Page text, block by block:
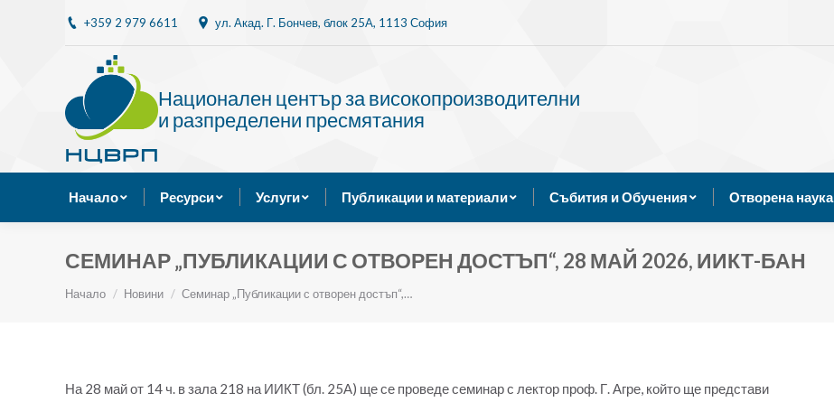
+359 2 979 6611 ул. Акад. Г. Бончев, блок 25A, 1113 София
Национален център за високопроизводителни
и разпределени пресмятания
Начало Ресурси Услуги Публикации и материали Събития и Обучения Отворена наука
СЕМИНАР „ПУБЛИКАЦИИ С ОТВОРЕН ДОСТЪП“, 28 МАЙ 2026, ИИКТ-БАН
Ти си тук:
Начало Новини Семинар „Публикации с отворен достъп“,…
На 28 май от 14 ч. в зала 218 на ИИКТ (бл. 25А) ще се проведе семинар с лектор проф. Г. Агре, който ще представи
Начало Ресурси Услуги